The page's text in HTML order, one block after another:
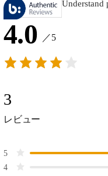
Understand
4.0 ／5
3
レビュー
5
4